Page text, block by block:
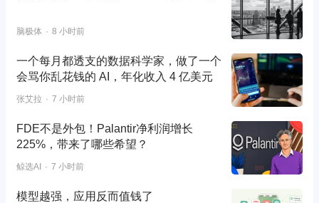
脑极体 8 小时前
一个每月都透支的数据科学家，做了一个
会骂你乱花钱的 AI，年化收入 4 亿美元
张艾拉 7 小时前
FDE不是外包！Palantir净利润增长
225%，带来了哪些希望？
鲸选AI 7 小时前
模型越强，应用反而值钱了